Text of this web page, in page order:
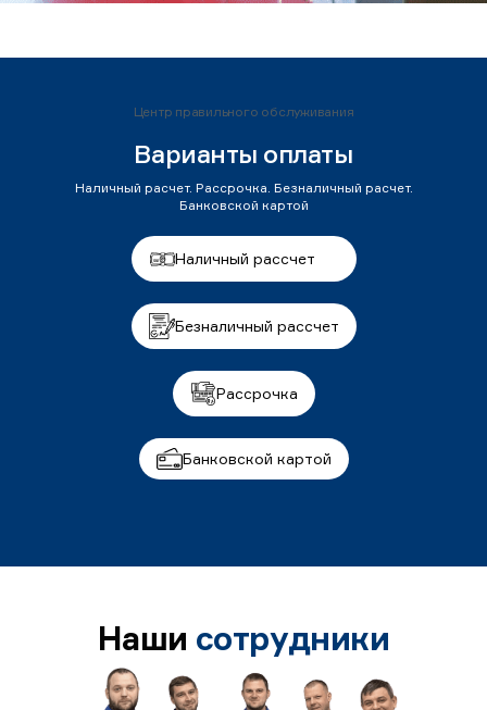
Центр правильного обслуживания
Варианты оплаты
Наличный расчет. Рассрочка. Безналичный расчет.
Банковской картой
Наличный рассчет
Безналичный рассчет
Рассрочка
Банковской картой
Наши сотрудники